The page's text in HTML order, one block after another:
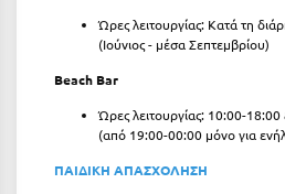
Πειραιάς
Ώρες λειτουργίας: Κατά τη
(Ιούνιος - μέσα Σεπτεμβρίου)
Beach Bar
Ώρες λειτουργίας: 10:00-
(από 19:00-00:00 μόνο για
ΠΑΙΔΙΚΗ ΑΠΑΣΧΟΛΗΣΗ